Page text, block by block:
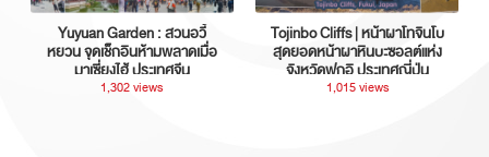
Yuyuan Garden : สวนอวี้
หยวน จุดเช็กอินห้ามพลาดเมื่อ
มาเซี่ยงไฮ้ ประเทศจีน
1,302 views
Tojinbo Cliffs | หน้าผาโทจินโบ
สุดยอดหน้าผาหินบะซอลต์แห่ง
จังหวัดฟุกุอิ ประเทศญี่ปุ่น
1,015 views